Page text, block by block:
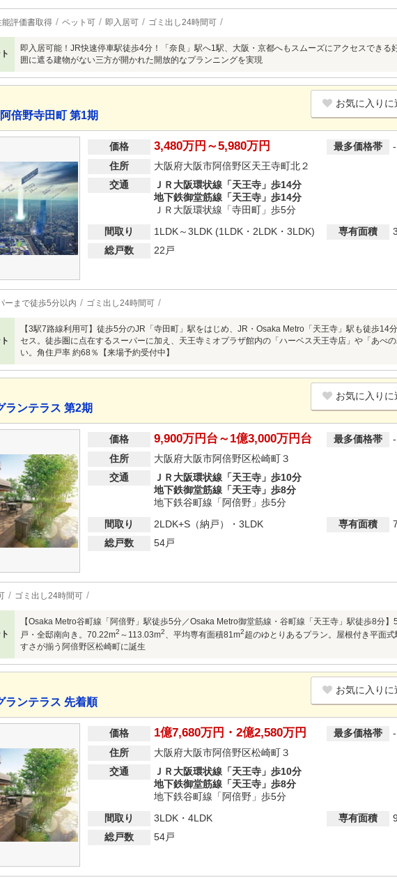
能評価書取得 ペット可 即入居可 ゴミ出し24時間可
即入居可能！JR快速停車駅徒歩4分！「奈良」駅へ1駅、大阪・京都へもスムーズにアクセスできる
囲に遮る建物がない三方が開かれた開放的なプランニングを実現
倍野寺田町 第1期
お気に入りに
価格 3,480万円～5,980万円 最多価格帯
-
住所
大阪府大阪市阿倍野区天王寺町北２
交通
ＪＲ大阪環状線「天王寺」歩14分
地下鉄御堂筋線「天王寺」歩14分
ＪＲ大阪環状線「寺田町」歩5分
間取り
1LDK～3LDK (1LDK・2LDK・3LDK) 専有面積
総戸数 22戸
ーまで徒歩5分以内 ゴミ出し24時間可
【3駅7路線利用可】徒歩5分のJR「寺田町」駅をはじめ、JR・Osaka Metro「天王寺」駅も徒歩14
セス。徒歩圏に点在するスーパーに加え、天王寺ミオプラザ館内の「ハーベス天王寺店」や「あべ
い。角住戸率 約68％【来場予約受付中】
ランテラス 第2期
お気に入りに
価格 9,900万円台～1億3,000万円台 最多価格帯
-
住所
大阪府大阪市阿倍野区松崎町３
交通
ＪＲ大阪環状線「天王寺」歩10分
地下鉄御堂筋線「天王寺」歩8分
地下鉄谷町線「阿倍野」歩5分
間取り
2LDK+S（納戸）・3LDK 専有面積
総戸数 54戸
ゴミ出し24時間可
【Osaka Metro谷町線「阿倍野」駅徒歩5分／Osaka Metro御堂筋線・谷町線「天王寺」駅徒歩8分
戸・全邸南向き。70.22m2 ～113.03m2、平均専有面積81m2超のゆとりあるプラン。屋根付き平面
すさが揃う阿倍野区松崎町に誕生
ランテラス 先着順
お気に入りに
価格 1億7,680万円・2億2,580万円 最多価格帯
-
住所
大阪府大阪市阿倍野区松崎町３
交通
ＪＲ大阪環状線「天王寺」歩10分
地下鉄御堂筋線「天王寺」歩8分
地下鉄谷町線「阿倍野」歩5分
間取り
3LDK・4LDK 専有面積
総戸数 54戸